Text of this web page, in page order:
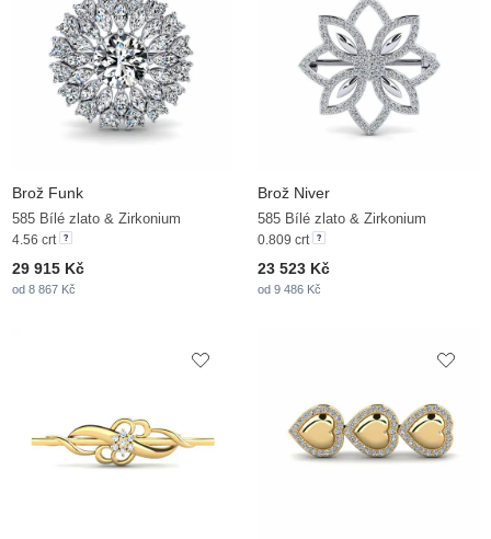
Brož Funk
585 Bílé zlato & Zirkonium
4.56 crt
29 915 Kč
od 8 867 Kč
Brož Niver
585 Bílé zlato & Zirkonium
0.809 crt
23 523 Kč
od 9 486 Kč